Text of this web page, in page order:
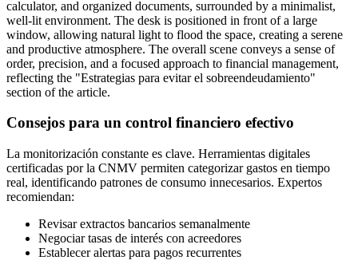
Consejos para un control financiero efectivo
La monitorización constante es clave. Herramientas digitales
certificadas por la CNMV permiten categorizar gastos en tiempo
real, identificando patrones de consumo innecesarios. Expertos
recomiendan:
Revisar extractos bancarios semanalmente
Negociar tasas de interés con acreedores
Establecer alertas para pagos recurrentes